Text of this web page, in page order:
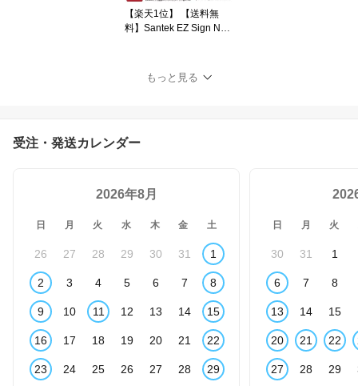
【楽天1位】 【送料無
料】Santek EZ Sign NFC
型3.4mm 電池不要 スマ
ホでNFC書き換え iOS/A
もっと見る
受注・発送カレンダー
2026年8月
日 月 火 水 木 金 土
26 27 28 29 30 31 1
2 3 4 5 6 7 8
9 10 11 12 13 14 15
16 17 18 19 20 21 22
23 24 25 26 27 28 29
日 月 火
30 31 1
6 7 8
13 14 15
20 21 22
27 28 29